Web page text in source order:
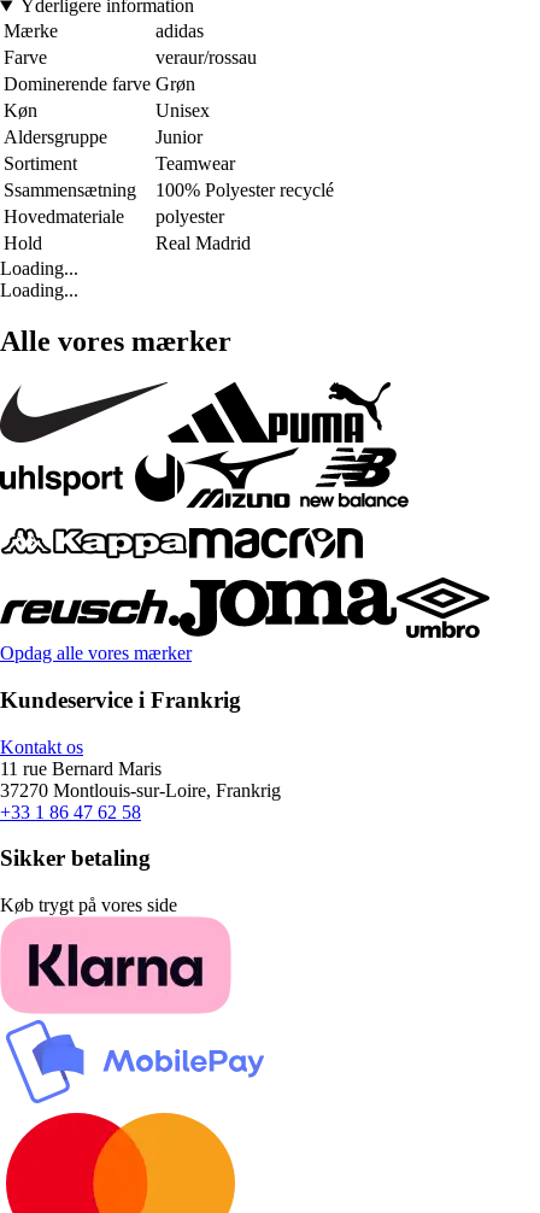
Yderligere information
Mærke
adidas
Farve
veraur/rossau
Dominerende farve Grøn
Køn
Unisex
Aldersgruppe
Junior
Sortiment
Teamwear
Ssammensætning
100% Polyester recyclé
Hovedmateriale
polyester
Hold
Real Madrid
Loading...
Loading...
Alle vores mærker
Opdag alle vores mærker
Kundeservice i Frankrig
Kontakt os
11 rue Bernard Maris
37270 Montlouis-sur-Loire, Frankrig
+33 1 86 47 62 58
Sikker betaling
Køb trygt på vores side